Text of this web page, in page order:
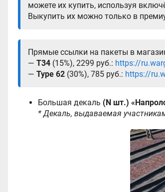
можете их купить, используя
Выкупить их можно только в
Прямые ссылки на пакеты в
— T34 (15%), 2299 руб.: https://
— Type 62 (30%), 785 руб.: https://
Большая декаль (N шт.)
* Декаль, выдаваемая